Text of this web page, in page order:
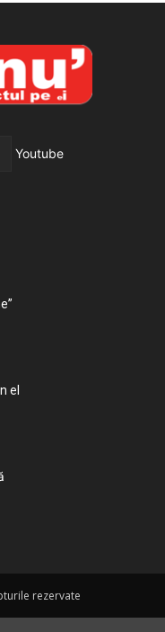
Youtube
el
rezervate